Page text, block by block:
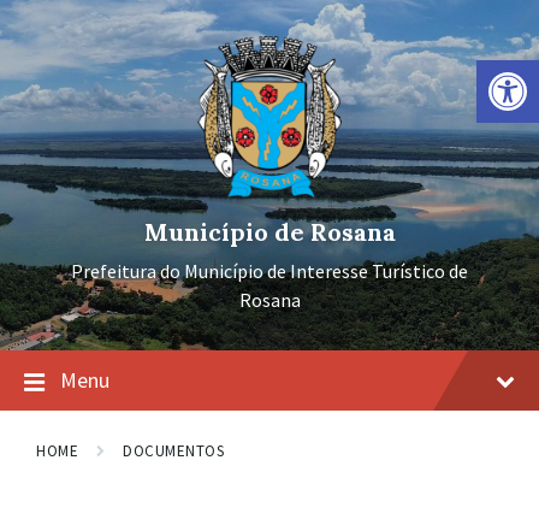
Barra de Ferramentas Aberta
Ir
para
conteúdo
Pular
para
navegação
principal
Pular
para
rodapé
Município de Rosana
Prefeitura do Município de Interesse Turístico de
Rosana
Menu
HOME DOCUMENTOS